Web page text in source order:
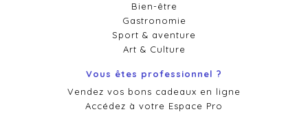
Bien-être
Gastronomie
Sport & aventure
Art & Culture
Vous êtes professionnel ?
Vendez vos bons cadeaux en ligne
Accédez à votre Espace Pro